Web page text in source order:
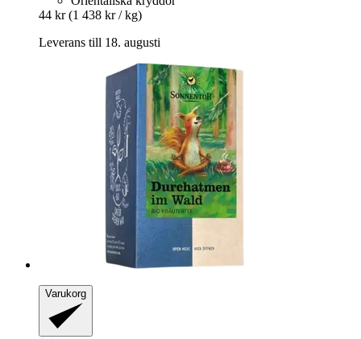
44 kr (1 438 kr / kg)
Leverans till 18. augusti
Varukorg